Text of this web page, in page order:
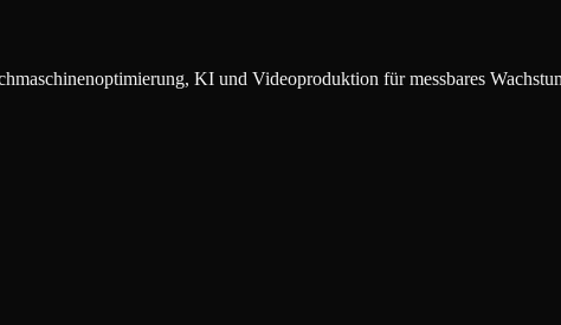
KI und Videoproduktion für messbares